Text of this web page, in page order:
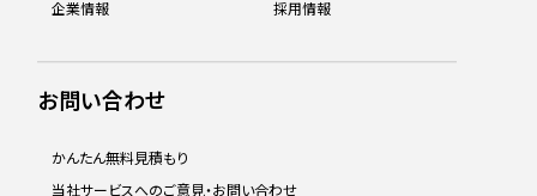
企業情報 採用情報
お問い合わせ
かんたん無料見積もり
当社サービスへのご意見・お問い合わせ